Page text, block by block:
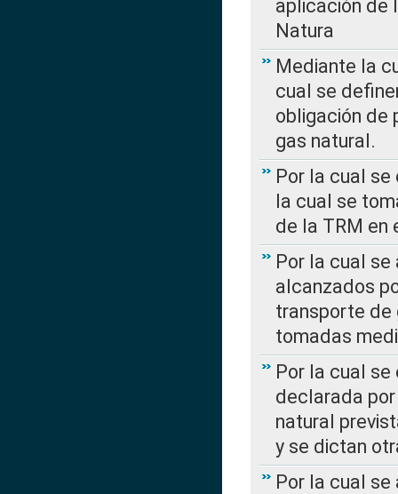
aplicación de
Natura
Mediante la
cual se
obligación de
gas natural.
Por la cual se
la cual se
de la TRM en
Por la cual
alcanzados
transporte de
tomadas
Por la cual
declarada
natural
y se dictan
Por la cual se